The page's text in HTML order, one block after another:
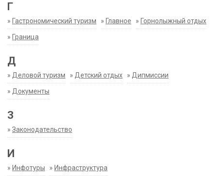
Г
» Гастрономический туризм » Главное » Горнолыжный отдых
» Граница
Д
» Деловой туризм » Детский отдых » Дипмиссии
» Документы
З
» Законодательство
И
» Инфотуры » Инфраструктура